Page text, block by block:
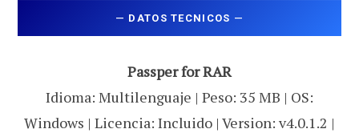
— DATOS TECNICOS —
Passper for RAR
Idioma: Multilenguaje | Peso: 35 MB | OS:
Windows | Licencia: Incluido | Version: v4.0.1.2 |